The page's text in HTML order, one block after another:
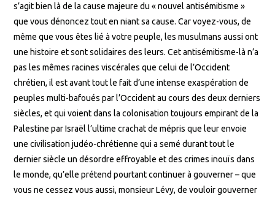
s’agit bien là de la cause majeure du « nouvel antisémitisme »
que vous dénoncez tout en niant sa cause. Car voyez-vous, de
même que vous êtes lié à votre peuple, les musulmans aussi ont
une histoire et sont solidaires des leurs. Cet antisémitisme-là n’a
pas les mêmes racines viscérales que celui de l’Occident
chrétien, il est avant tout le fait d’une intense exaspération de
peuples multi-bafoués par l’Occident au cours des deux derniers
siècles, et qui voient dans la colonisation toujours empirant de la
Palestine par Israël l’ultime crachat de mépris que leur envoie
une civilisation judéo-chrétienne qui a semé durant tout le
dernier siècle un désordre effroyable et des crimes inouïs dans
le monde, qu’elle prétend pourtant continuer à gouverner – que
vous ne cessez vous aussi, monsieur Lévy, de vouloir gouverner